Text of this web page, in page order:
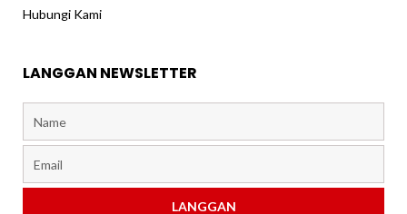
Hubungi Kami
LANGGAN NEWSLETTER
LANGGAN